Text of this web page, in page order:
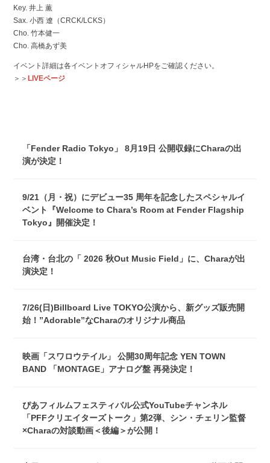
Key. 井上 薫
Sax. 小西 遼（CRCK/LCKS）
Cho. 竹本健一
Cho. 高橋あず美
イベント詳細は各イベントオフィシャルHPをご確認ください。
＞＞ LIVEページ
「Fender Radio Tokyo」 8月19日 公開収録にCharaの出
演が決定！
9/21（月・祝）にデビュー35 周年を記念したスペシャルイ
ベント『Welcome to Chara’s Room at Fender Flagship
Tokyo』開催決定！
台湾・台北の「 2026 秋Out Music Field」に、Charaが出
演決定！
7/26(日)Billboard Live TOKYO公演から、新グッズ販売開
始！”Adorable”なCharaのオリジナル商品
映画「スワロウテイル」 公開30周年記念 YEN TOWN
BAND 「MONTAGE」アナログ盤 再発決定！
ぴあフィルムフェスティバル公式YouTubeチャンネル
「PFFクリエイターズトーク」第2弾、シン・チェリン監督
×Charaの対談動画＜後編＞が公開！